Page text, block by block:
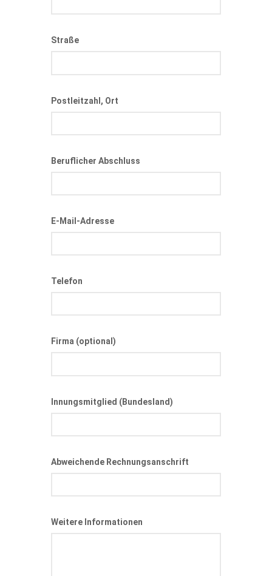
Straße
Postleitzahl, Ort
Beruflicher Abschluss
E-Mail-Adresse
Telefon
Firma (optional)
Innungsmitglied (Bundesland)
Abweichende Rechnungsanschrift
Weitere Informationen